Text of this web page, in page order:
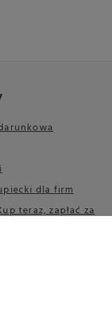
dla firm
teraz, zapłać za